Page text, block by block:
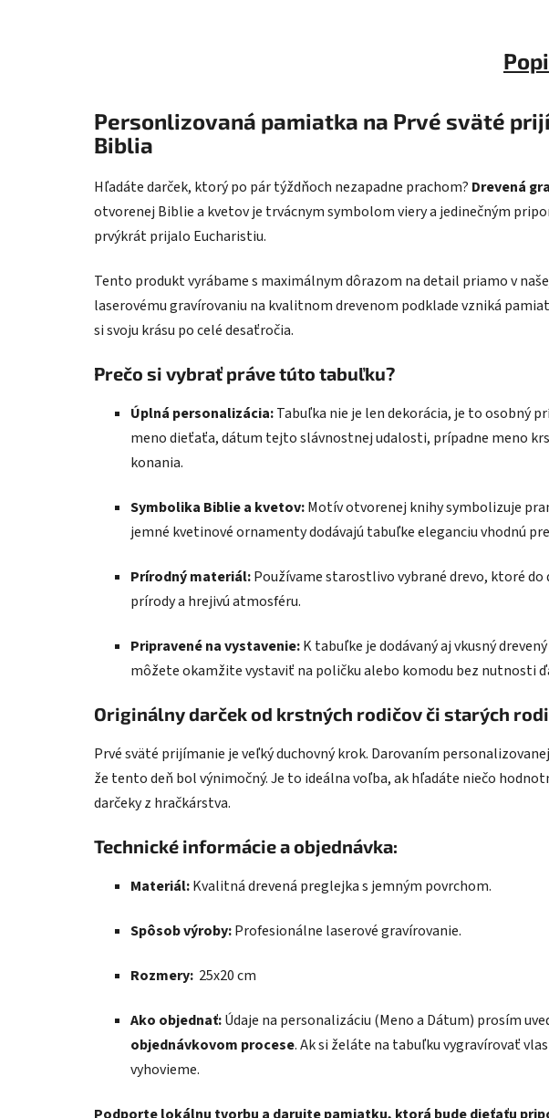
Personlizovaná pamiatka na Prvé sväté
Biblia
Hľadáte darček, ktorý po pár týždňoch nezapadne prachom? Drevená
otvorenej Biblie a kvetov je trvácnym symbolom viery a jedinečným
prvýkrát prijalo Eucharistiu.
Tento produkt vyrábame s maximálnym dôrazom na detail priamo v
laserovému gravírovaniu na kvalitnom drevenom podklade vzniká
si svoju krásu po celé desaťročia.
Prečo si vybrať práve túto tabuľku?
Úplná personalizácia:Tabuľka nie je len dekorácia, je to osobný
meno dieťaťa, dátum tejto slávnostnej udalosti, prípadne meno
konania.
Symbolika Biblie a kvetov:Motív otvorenej knihy symbolizuje
jemné kvetinové ornamenty dodávajú tabuľke eleganciu vhodnú
Prírodný materiál:Používame starostlivo vybrané drevo, ktoré do
prírody a hrejivú atmosféru.
Pripravené na vystavenie:K tabuľke je dodávaný aj vkusný
môžete okamžite vystaviť na poličku alebo komodu bez nutnosti
Originálny darček od krstných rodičov či starých
Prvé sväté prijímanie je veľký duchovný krok. Darovaním
že tento deň bol výnimočný. Je to ideálna voľba, ak hľadáte niečo
darčeky z hračkárstva.
Technické informácie a objednávka:
Materiál:Kvalitná drevená preglejka s jemným povrchom.
Spôsob výroby:Profesionálne laserové gravírovanie.
Rozmery: 25x20 cm
Ako objednať:Údaje na personalizáciu (Meno a Dátum) prosím
objednávkovom procese. Ak si želáte na tabuľku vygravírovať
vyhovieme.